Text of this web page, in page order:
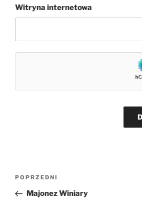
Witryna internetowa
Nawigacja
Poprzedni
wpis
POPRZEDNI
Majonez Winiary